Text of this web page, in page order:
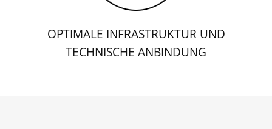
OPTIMALE INFRASTRUKTUR UND
TECHNISCHE ANBINDUNG